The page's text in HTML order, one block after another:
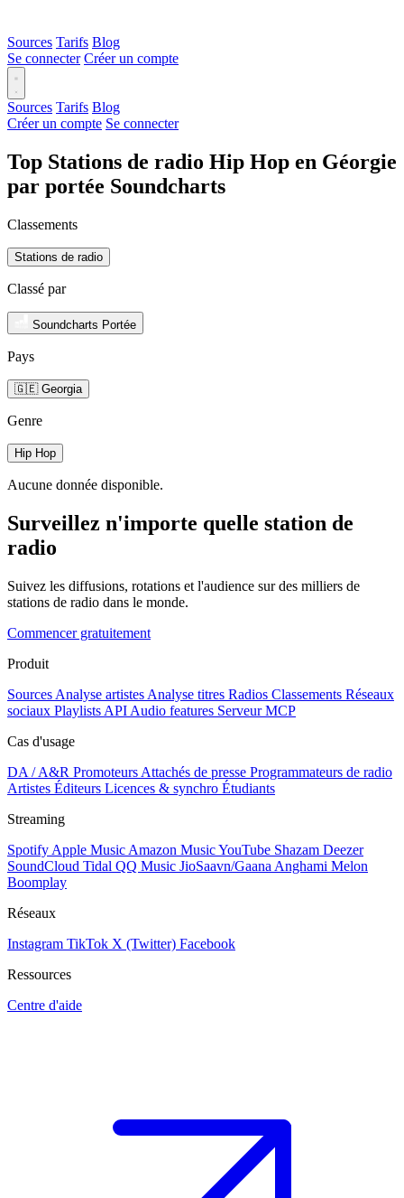
Sources Tarifs Blog
Se connecter Créer un compte
Sources Tarifs Blog
Créer un compte Se connecter
Top Stations de radio Hip Hop en Géorgie
par portée Soundcharts
Classements
Stations de radio
Classé par
Soundcharts Portée
Pays
🇬🇪 Georgia
Genre
Hip Hop
Aucune donnée disponible.
Surveillez n'importe quelle station de
radio
Suivez les diffusions, rotations et l'audience sur des milliers de
stations de radio dans le monde.
Commencer gratuitement
Produit
Sources Analyse artistes Analyse titres Radios Classements Réseaux
sociaux Playlists API Audio features Serveur MCP
Cas d'usage
DA / A&R Promoteurs Attachés de presse Programmateurs de radio
Artistes Éditeurs Licences & synchro Étudiants
Streaming
Spotify Apple Music Amazon MusicYouTube Shazam Deezer
SoundCloud Tidal QQ Music JioSaavn/Gaana Anghami Melon
Boomplay
Réseaux
Instagram TikTok X (Twitter) Facebook
Ressources
Centre d'aide